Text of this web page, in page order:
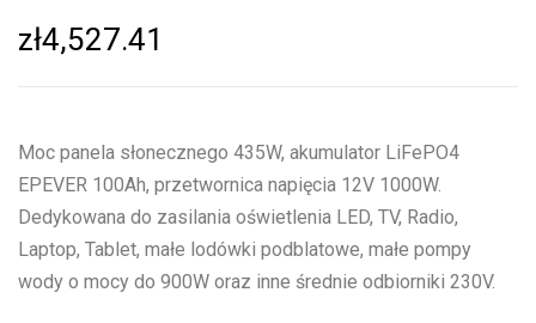
zł4,527.41
Moc panela słonecznego 435W, akumulator LiFePO4
EPEVER 100Ah, przetwornica napięcia 12V 1000W.
Dedykowana do zasilania oświetlenia LED, TV, Radio,
Laptop, Tablet, małe lodówki podblatowe, małe pompy
wody o mocy do 900W oraz inne średnie odbiorniki 230V.